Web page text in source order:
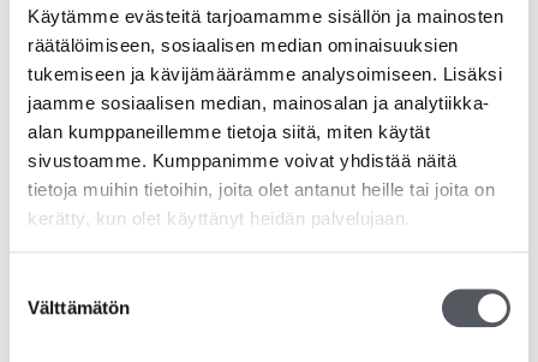
Käytämme evästeitä tarjoamamme sisällön ja mainosten
räätälöimiseen, sosiaalisen median ominaisuuksien
tukemiseen ja kävijämäärämme analysoimiseen. Lisäksi
jaamme sosiaalisen median, mainosalan ja analytiikka-
alan kumppaneillemme tietoja siitä, miten käytät
sivustoamme. Kumppanimme voivat yhdistää näitä
tietoja muihin tietoihin, joita olet antanut heille tai joita on
kerätty, kun olet käyttänyt heidän palvelujaan.
valinta
Välttämätön
Tutustu myös